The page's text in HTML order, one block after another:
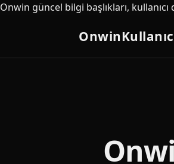
Onwin güncel bilgi başlıkları,
Onwin